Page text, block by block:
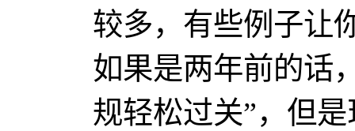
较多，有些例子让
如果是两年前的话
规轻松过关”，但